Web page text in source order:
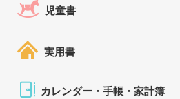
児童書
実用書
カレンダー・手帳・家計簿